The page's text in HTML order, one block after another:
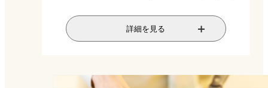
数名のチームに分かれ、各々でキャラ弁
を作っていただくコースです。テーマは自
を設けています。互いの価値観を共有する
詳細を見る